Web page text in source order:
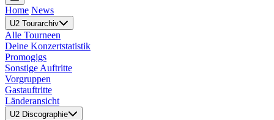
Home News
U2 Tourarchiv
Alle Tourneen
Deine Konzertstatistik
Promogigs
Sonstige Auftritte
Vorgruppen
Gastauftritte
Länderansicht
U2 Discographie